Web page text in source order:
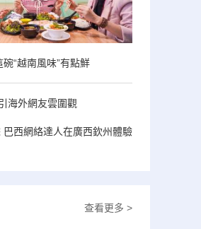
“越南風味”有點鮮
海外網友雲圍觀
巴西網絡達人在廣西欽州體驗
查看更多 >